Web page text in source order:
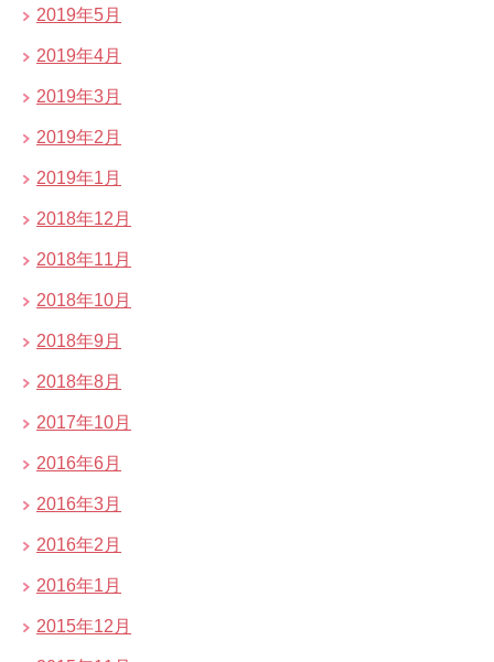
2019年5月
2019年4月
2019年3月
2019年2月
2019年1月
2018年12月
2018年11月
2018年10月
2018年9月
2018年8月
2017年10月
2016年6月
2016年3月
2016年2月
2016年1月
2015年12月